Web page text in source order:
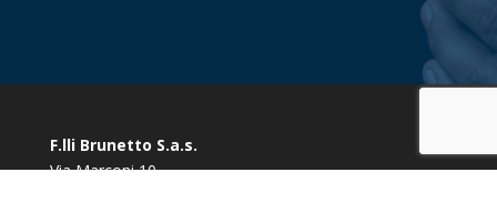
F.lli Brunetto S.a.s.
Via Marconi 10